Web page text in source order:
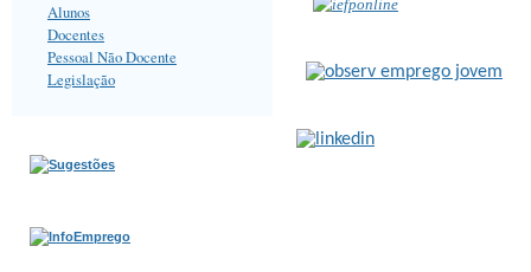
Alunos
Docentes
Pessoal Não Docente
Legislação